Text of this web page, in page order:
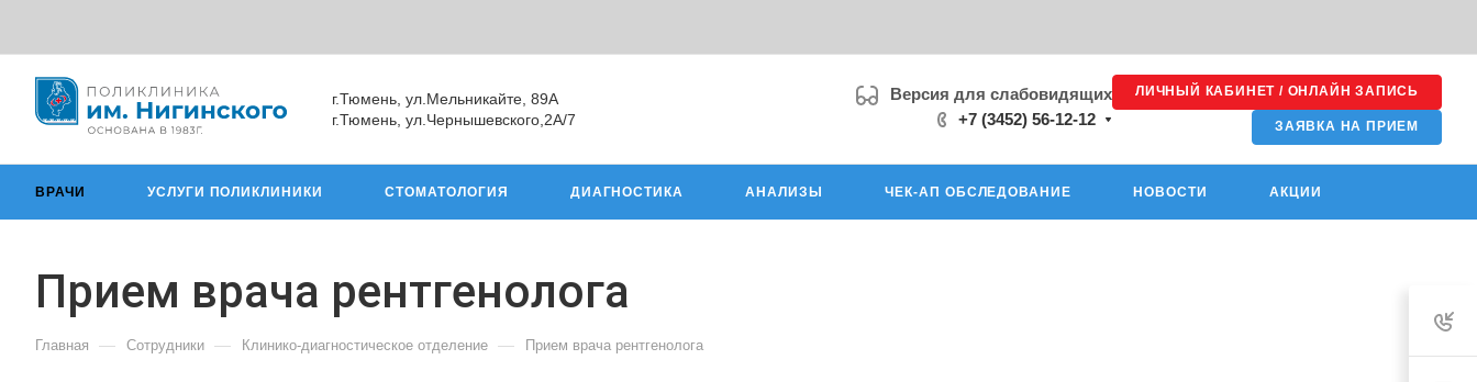
г.Тюмень, ул.Мельникайте, 89А
г.Тюмень, ул.Чернышевского,2А/7
Версия для слабовидящих
+7 (3452) 56-12-12
ЛИЧНЫЙ КАБИНЕТ / ОНЛАЙН ЗАПИСЬ
ЗАЯВКА НА ПРИЕМ
ВРАЧИ УСЛУГИ ПОЛИКЛИНИКИ СТОМАТОЛОГИЯ ДИАГНОСТИКА АНАЛИЗЫ ЧЕК-АП ОБСЛЕДОВАНИЕ НОВОСТИ АКЦИИ
Прием врача рентгенолога
Главная — Сотрудники — Клинико-диагностическое отделение — Прием врача рентгенолога